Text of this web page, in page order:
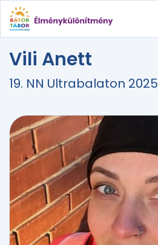
Vili Anett
19. NN Ultrabalaton 2025